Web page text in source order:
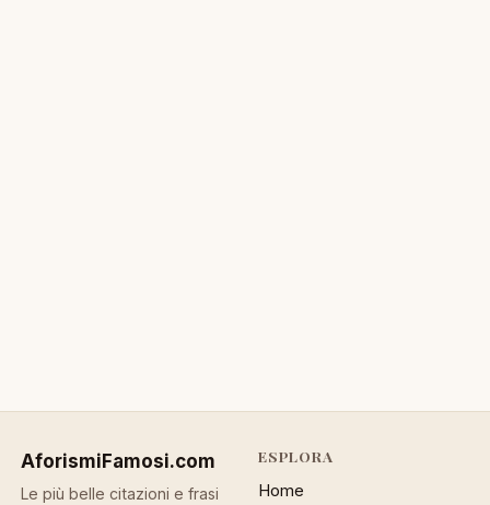
AforismiFamosi.com
Le più belle citazioni e frasi
ESPLORA
Home